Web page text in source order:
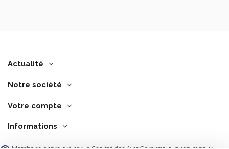
Actualité
Notre société
Votre compte
Informations